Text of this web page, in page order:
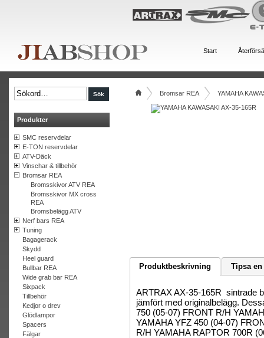
Start
Produkter
SMC reservdelar
E-TON reservdelar
ATV-Däck
Vinschar & tillbehör
Bromsar REA
Bromsskivor ATV REA
Bromsskivor MX cross
REA
Bromsbelägg ATV
Nerf bars REA
Tuning
Bagagerack
Skydd
Heel guard
Bullbar REA
Wide grab bar REA
Sixpack
Tillbehör
Kedjor o drev
Glödlampor
Spacers
Fälgar
Bromsar REA YAMAHA
Produktbeskrivning Tipsa en
ARTRAX AX-35-165R sintrade
jämfört med originalbelägg.
750 (05-07) FRONT R/H
YAMAHA YFZ 450 (04-07)
R/H YAMAHA RAPTOR 700R